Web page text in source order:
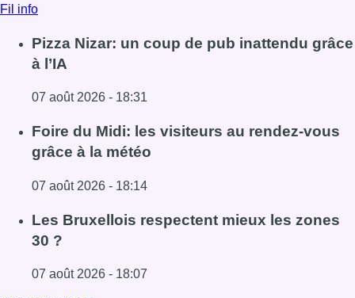
Fil info
Pizza Nizar: un coup de pub inattendu grâce
à l’IA
07 août 2026 - 18:31
Lire l'article Pizza Nizar: un coup de pub inattendu grâce
Foire du Midi: les visiteurs au rendez-vous
grâce à la météo
07 août 2026 - 18:14
Lire l'article Foire du Midi: les visiteurs au rendez-vous
Les Bruxellois respectent mieux les zones
30 ?
07 août 2026 - 18:07